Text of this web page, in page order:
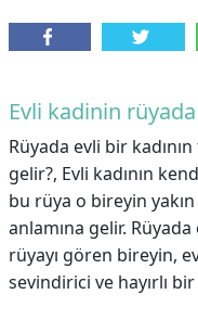
Evli kadinin
Rüyada evli bir
gelir?, Evli kadının
bu rüya o bireyin
anlamına gelir.
rüyayı gören bireyin,
sevindirici ve hayırlı